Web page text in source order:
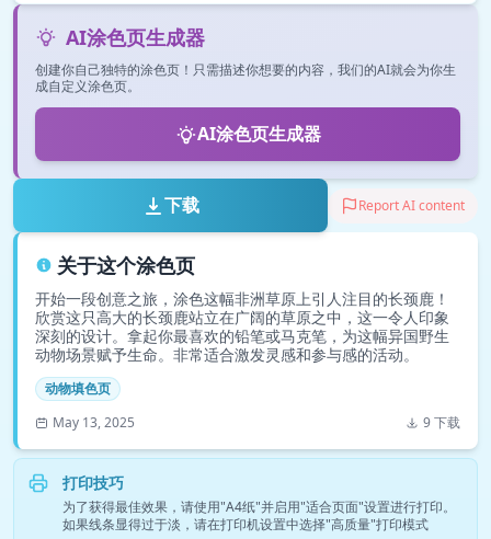
AI涂色页生成器
创建你自己独特的涂色页！只需描述你想要的内容，我们的AI就会为你生
成自定义涂色页。
AI涂色页生成器
下载 Report AI content
关于这个涂色页
开始一段创意之旅，涂色这幅非洲草原上引人注目的长颈鹿！
欣赏这只高大的长颈鹿站立在广阔的草原之中，这一令人印象
深刻的设计。拿起你最喜欢的铅笔或马克笔，为这幅异国野生
动物场景赋予生命。非常适合激发灵感和参与感的活动。
动物填色页
May 13, 2025
9 下载
打印技巧
为了获得最佳效果，请使用"A4纸"并启用"适合页面"设置进行打印。
如果线条显得过于淡，请在打印机设置中选择"高质量"打印模式